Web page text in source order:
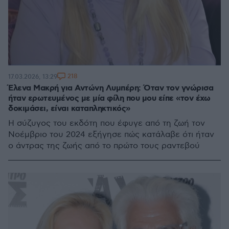
Έλενα Μακρή για Αντώνη Λυμπέρη: Όταν τον γνώρισα
ήταν ερωτευμένος με μία φίλη που μου είπε «τον έχω
δοκιμάσει, είναι καταπληκτικός»
Η σύζυγος του εκδότη που έφυγε από τη ζωή τον
Νοέμβριο του 2024 εξήγησε πώς κατάλαβε ότι ήταν
ο άντρας της ζωής από το πρώτο τους ραντεβού
17.03.2026, 13:29 218